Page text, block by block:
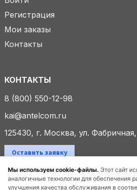
Мы используем cookie-файлы. Этот сайт
аналогичные технологии для обеспечения
улучшения качества обслуживания в
Регистрация
Мои заказы
Контакты
КОНТАКТЫ
8 (800) 550-12-98
kai@antelcom.ru
125430, г. Москва, ул.
Оставить заявку